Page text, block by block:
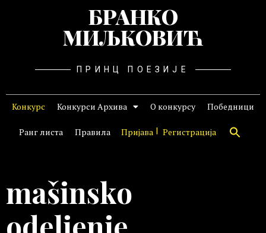
БРАНКО
МИЉКОВИЋ
ПРИНЦ ПОЕЗИЈЕ
Конкурс Конкурси Архива О конкурсу Победници
Ранг листа Правила Пријава Регистрација
mašinsko